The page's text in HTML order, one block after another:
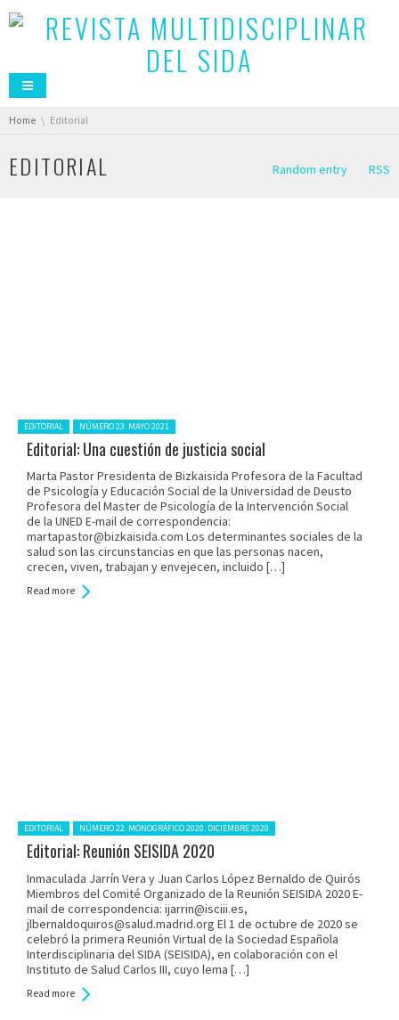
You are here:
Home Editorial
EDITORIAL Random entry RSS
Posted in:
EDITORIAL NÚMERO 23. MAYO 2021
Editorial: Una cuestión de justicia social
Marta Pastor Presidenta de Bizkaisida Profesora de la Facultad
de Psicología y Educación Social de la Universidad de Deusto
Profesora del Master de Psicología de la Intervención Social
de la UNED E-mail de correspondencia:
martapastor@bizkaisida.com Los determinantes sociales de la
salud son las circunstancias en que las personas nacen,
crecen, viven, trabajan y envejecen, incluido […]
Read more
Posted in:
EDITORIAL NÚMERO 22. MONOGRÁFICO 2020. DICIEMBRE 2020
Editorial: Reunión SEISIDA 2020
Inmaculada Jarrín Vera y Juan Carlos López Bernaldo de Quirós
Miembros del Comité Organizado de la Reunión SEISIDA 2020 E-
mail de correspondencia: ijarrin@isciii.es,
jlbernaldoquiros@salud.madrid.org El 1 de octubre de 2020 se
celebró la primera Reunión Virtual de la Sociedad Española
Interdisciplinaria del SIDA (SEISIDA), en colaboración con el
Instituto de Salud Carlos III, cuyo lema […]
Read more